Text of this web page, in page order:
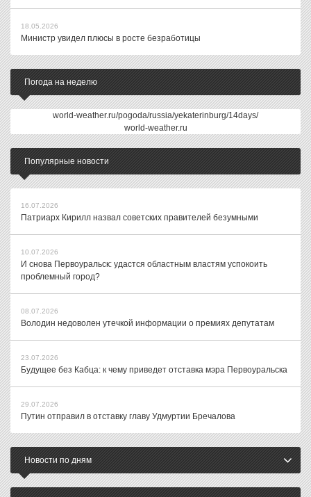
18.05.2026
Министр увидел плюсы в росте безработицы
Погода на неделю
world-weather.ru/pogoda/russia/yekaterinburg/14days/
world-weather.ru
Популярные новости
16.07.2026
Патриарх Кирилл назвал советских правителей безумными
10.07.2026
И снова Первоуральск: удастся областным властям успокоить
проблемный город?
08.07.2026
Володин недоволен утечкой информации о премиях депутатам
23.07.2026
Будущее без Кабца: к чему приведет отставка мэра Первоуральска
29.07.2026
Путин отправил в отставку главу Удмуртии Бречалова
Новости по дням